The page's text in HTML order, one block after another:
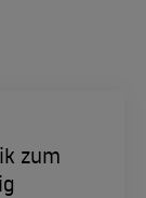
zum